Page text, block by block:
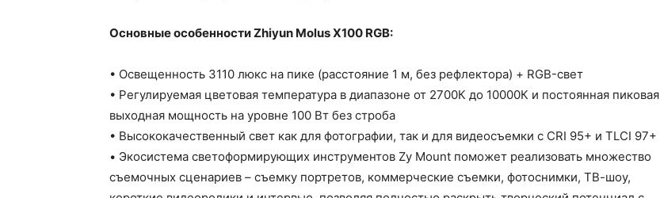
Основные особенности Zhiyun Molus X100 RGB:
• Освещенность 3110 люкс на пике (расстояние 1 м, без рефлектора) + RGB-свет
• Регулируемая цветовая температура в диапазоне от 2700К до 10000К и постоянная пиковая
выходная мощность на уровне 100 Вт без строба
• Высококачественный свет как для фотографии, так и для видеосъемки с CRI 95+ и TLCI 97+
• Экосистема светоформирующих инструментов Zy Mount поможет реализовать множество
съемочных сценариев – съемку портретов, коммерческие съемки, фотоснимки, ТВ-шоу,